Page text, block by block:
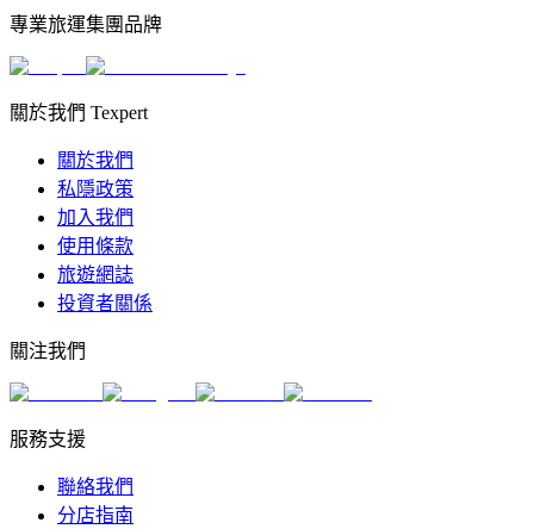
專業旅運集團品牌
關於我們 Texpert
關於我們
私隱政策
加入我們
使用條款
旅遊網誌
投資者關係
關注我們
服務支援
聯絡我們
分店指南